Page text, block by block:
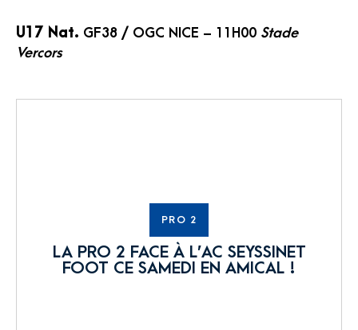
U17 Nat. GF38 / OGC NICE – 11H00 Stade
Vercors
PRO 2
LA PRO 2 FACE À L’AC SEYSSINET
FOOT CE SAMEDI EN AMICAL !